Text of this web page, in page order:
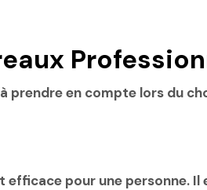
en compte lors du
pour une personne.